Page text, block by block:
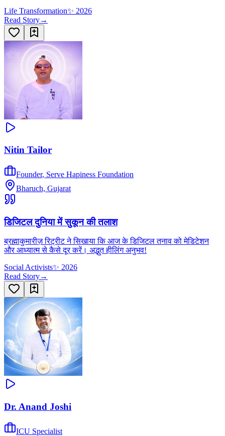
Life Transformation✨ 2026
Read Story→
Nitin Tailor
Founder, Serve Hapiness Foundation
Bharuch, Gujarat
डिजिटल दुनिया में सुकून की तलाश
ब्रह्माकुमारीज़ रिट्रीट ने सिखाया कि आज के डिजिटल तनाव को मेडिटेशन
और आध्यात्म से कैसे दूर करें। अद्भुत हीलिंग अनुभव!
Social Activists✨ 2026
Read Story→
Dr. Anand Joshi
ICU Specialist